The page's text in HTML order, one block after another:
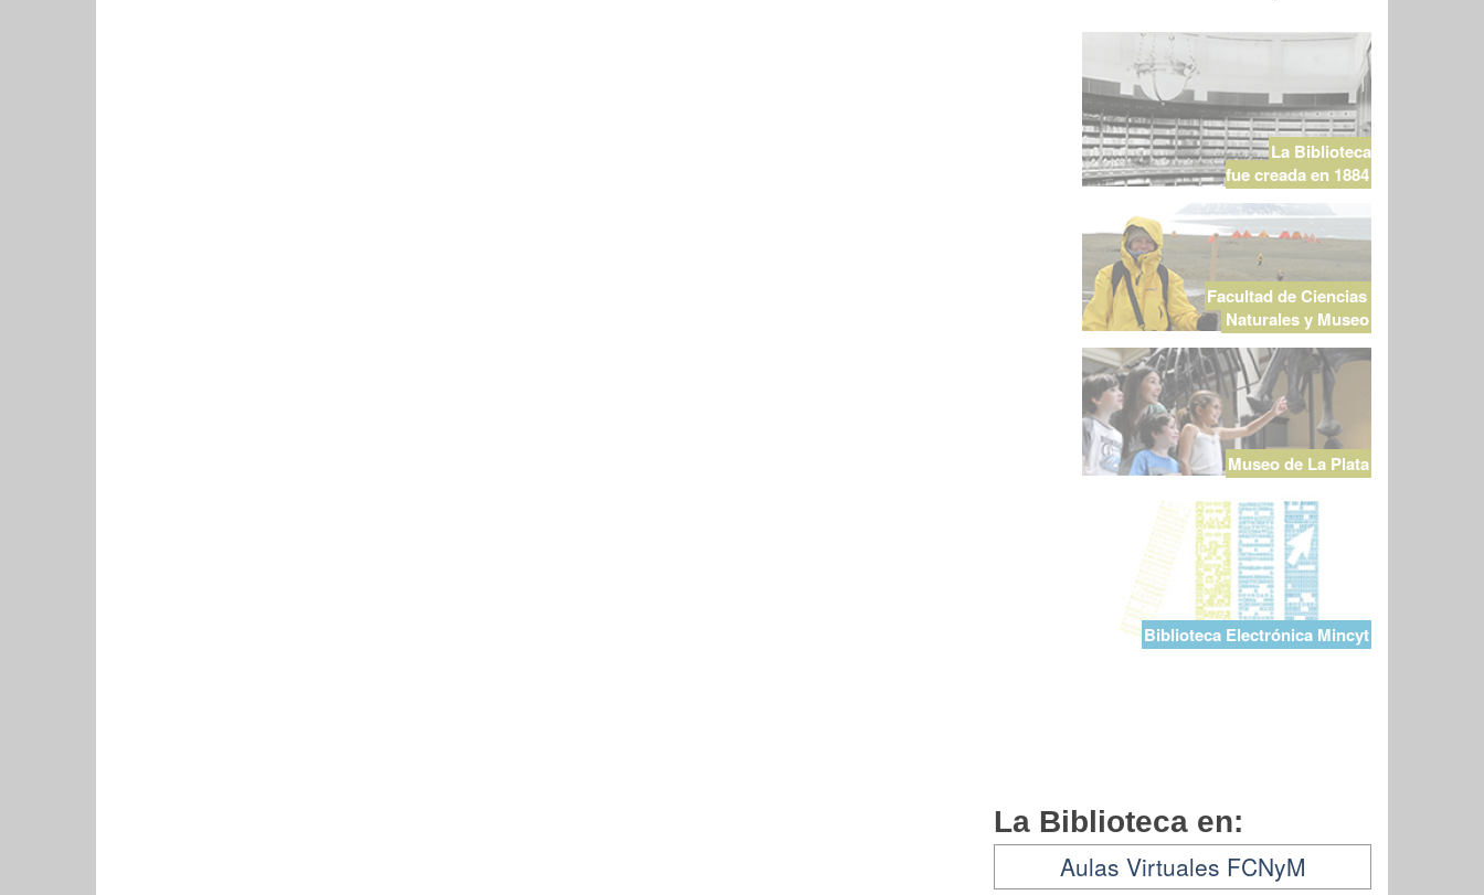
La Biblioteca
fue creada en 1884
Facultad de Ciencias
Naturales y Museo
Museo de La Plata
Biblioteca Electrónica Mincyt
La Biblioteca en:
Aulas Virtuales FCNyM